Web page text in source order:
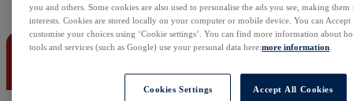
Kontakt
you and others. Some cookies are also used to personalise the ads you see, making
interests. Cookies are stored locally on your computer or mobile device. You can
customise your choices using ‘Cookie settings’. You can find more information about
tools and services (such as Google) use your personal data here:more information
Cookies Settings Accept All Cookies